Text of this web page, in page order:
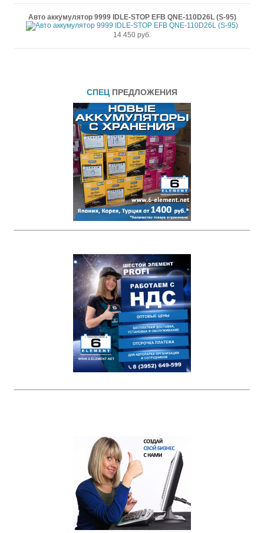
СПЕЦ ПРЕДЛОЖЕНИЯ
Авто аккумулятор 9999 IDLE-STOP EFB QNE-110D26L (S-95)
14 450 руб.